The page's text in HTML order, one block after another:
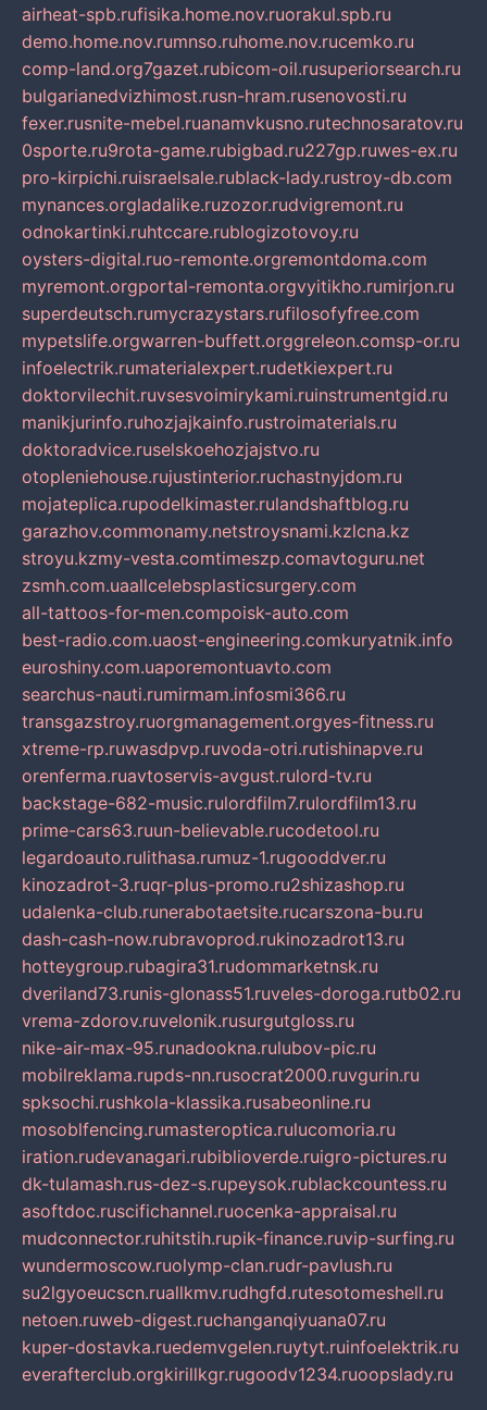
airheat-spb.rufisika.home.nov.ruorakul.spb.ru
demo.home.nov.rumnso.ruhome.nov.rucemko.ru
comp-land.org7gazet.rubicom-oil.rusuperiorsearch.ru
bulgarianedvizhimost.rusn-hram.rusenovosti.ru
fexer.rusnite-mebel.ruanamvkusno.rutechnosaratov.ru
0sporte.ru9rota-game.rubigbad.ru227gp.ruwes-ex.ru
pro-kirpichi.ruisraelsale.rublack-lady.rustroy-db.com
mynances.orgladalike.ruzozor.rudvigremont.ru
odnokartinki.ruhtccare.rublogizotovoy.ru
oysters-digital.ruo-remonte.orgremontdoma.com
myremont.orgportal-remonta.orgvyitikho.rumirjon.ru
superdeutsch.rumycrazystars.rufilosofyfree.com
mypetslife.orgwarren-buffett.orggreleon.comsp-or.ru
infoelectrik.rumaterialexpert.rudetkiexpert.ru
doktorvilechit.ruvsesvoimirykami.ruinstrumentgid.ru
manikjurinfo.ruhozjajkainfo.rustroimaterials.ru
doktoradvice.ruselskoehozjajstvo.ru
otopleniehouse.rujustinterior.ruchastnyjdom.ru
mojateplica.rupodelkimaster.rulandshaftblog.ru
garazhov.commonamy.netstroysnami.kzlcna.kz
stroyu.kzmy-vesta.comtimeszp.comavtoguru.net
zsmh.com.uaallcelebsplasticsurgery.com
all-tattoos-for-men.compoisk-auto.com
best-radio.com.uaost-engineering.comkuryatnik.info
euroshiny.com.uaporemontuavto.com
searchus-nauti.rumirmam.infosmi366.ru
transgazstroy.ruorgmanagement.orgyes-fitness.ru
xtreme-rp.ruwasdpvp.ruvoda-otri.rutishinapve.ru
orenferma.ruavtoservis-avgust.rulord-tv.ru
backstage-682-music.rulordfilm7.rulordfilm13.ru
prime-cars63.ruun-believable.rucodetool.ru
legardoauto.rulithasa.rumuz-1.rugooddver.ru
kinozadrot-3.ruqr-plus-promo.ru2shizashop.ru
udalenka-club.runerabotaetsite.rucarszona-bu.ru
dash-cash-now.rubravoprod.rukinozadrot13.ru
hotteygroup.rubagira31.rudommarketnsk.ru
dveriland73.runis-glonass51.ruveles-doroga.rutb02.ru
vrema-zdorov.ruvelonik.rusurgutgloss.ru
nike-air-max-95.runadookna.rulubov-pic.ru
mobilreklama.rupds-nn.rusocrat2000.ruvgurin.ru
spksochi.rushkola-klassika.rusabeonline.ru
mosoblfencing.rumasteroptica.rulucomoria.ru
iration.rudevanagari.rubiblioverde.ruigro-pictures.ru
dk-tulamash.rus-dez-s.rupeysok.rublackcountess.ru
asoftdoc.ruscifichannel.ruocenka-appraisal.ru
mudconnector.ruhitstih.rupik-finance.ruvip-surfing.ru
wundermoscow.ruolymp-clan.rudr-pavlush.ru
su2lgyoeucscn.ruallkmv.rudhgfd.rutesotomeshell.ru
netoen.ruweb-digest.ruchanganqiyuana07.ru
kuper-dostavka.ruedemvgelen.ruytyt.ruinfoelektrik.ru
everafterclub.orgkirillkgr.rugoodv1234.ruoopslady.ru